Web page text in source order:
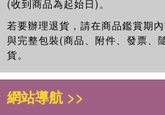
科里·古德(Corey Goode)與大
《揭露宇宙》與「太空秘密計畫
真相。
各位還不知道「太陽溫度」只有
這本《人類史前星戰之羿射九
啟蒙書。也歡迎大家加入【微塵
061 ｜◆第十六節 易學淵流 河
063 ｜◆第十七節 黃帝戰蚩尤
067 ｜◆第十八節 夸父追日 美
069 ｜◆第十九節 金星掠地 地
079 ｜◆第二十一節 瑪雅文明
星艦來襲 羿射九日
(收到商品為起始日)。
若要辦理退貨，請在商品鑑賞期
與完整包裝(商品、附件、發票、
貨。
網站導航 >>